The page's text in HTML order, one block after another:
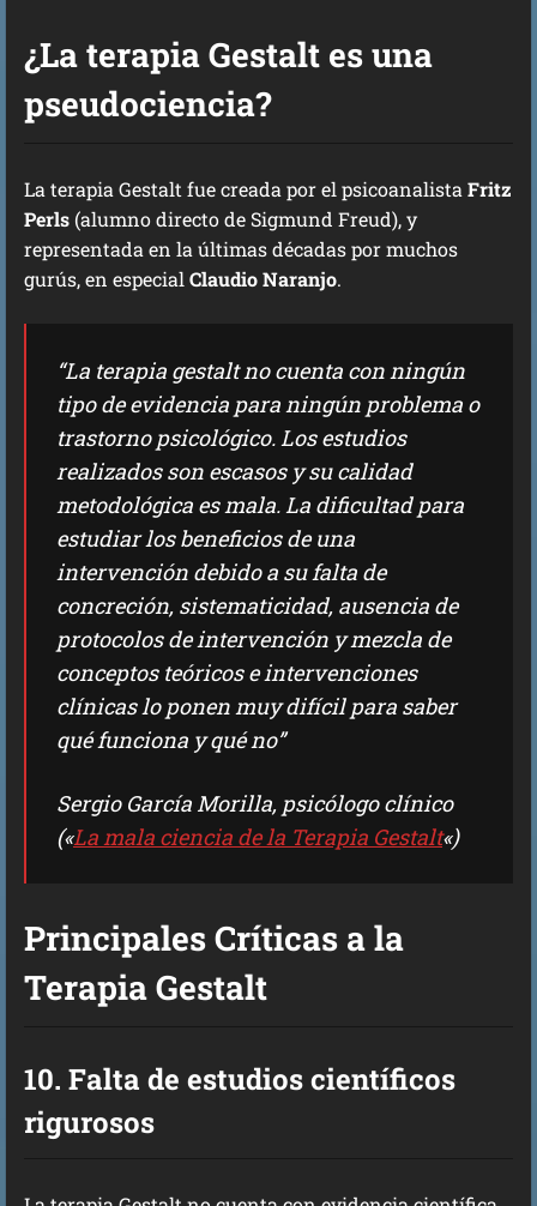
¿La terapia Gestalt es una
pseudociencia?
La terapia Gestalt fue creada por el psicoanalistaFritz
Perls (alumno directo de Sigmund Freud), y
representada en la últimas décadas por muchos
gurús, en especialClaudio Naranjo.
“La terapia gestalt no cuenta con ningún
tipo de evidencia para ningún problema o
trastorno psicológico. Los estudios
realizados son escasos y su calidad
metodológica es mala. La dificultad para
estudiar los beneficios de una
intervención debido a su falta de
concreción, sistematicidad, ausencia de
protocolos de intervención y mezcla de
conceptos teóricos e intervenciones
clínicas lo ponen muy difícil para saber
qué funciona y qué no”
Sergio García Morilla, psicólogo clínico
(«La mala ciencia de la Terapia Gestalt«)
Principales Críticas a la
Terapia Gestalt
10. Falta de estudios científicos
rigurosos